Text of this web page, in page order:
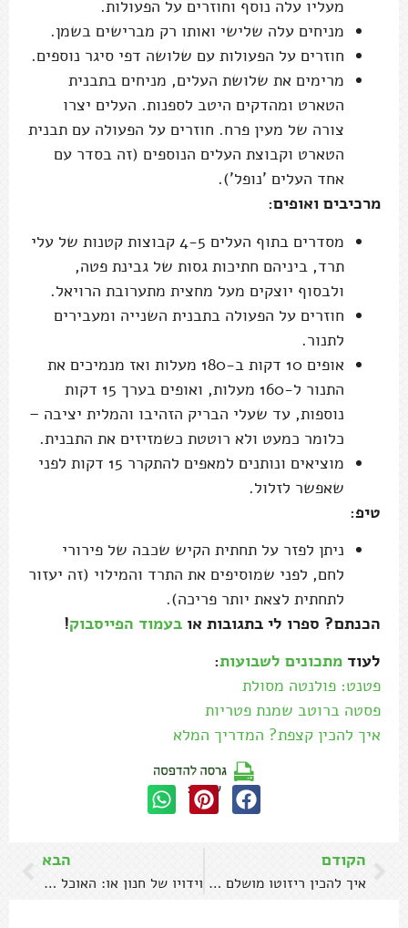
מעליו עלה נוסף וחוזרים על הפעולות.
מניחים עלה שלישי ואותו רק מברישים בשמן.
חוזרים על הפעולות עם שלושה דפי סיגר נוספים.
מרימים את שלושת העלים, מניחים בתבנית
הטארט ומהדקים היטב לספנות. העלים יצרו
צורה של מעין פרח. חוזרים על הפעולה עם תבנית
הטארט וקבוצת העלים הנוספים (זה בסדר עם
אחד העלים 'נופל').
מרכיבים ואופים:
מסדרים בתוף העלים 4-5 קבוצות קטנות של עלי
תרד, ביניהם חתיכות גסות של גבינת פטה,
ולבסוף יוצקים מעל מחצית מתערובת הרויאל.
חוזרים על הפעולה בתבנית השנייה ומעבירים
לתנור.
אופים 10 דקות ב-180 מעלות ואז מנמיכים את
התנור ל-160 מעלות, ואופים בערך 15 דקות
נוספות, עד שעלי הבריק הזהיבו והמלית יציבה –
כלומר כמעט ולא רוטטת כשמזיזים את התבנית.
מוציאים ונותנים למאפים להתקרר 15 דקות לפני
שאפשר לזלול.
טיפ:
ניתן לפזר על תחתית הקיש שכבה של פירורי
לחם, לפני שמוסיפים את התרד והמילוי (זה יעזור
לתחתית לצאת יותר פריכה).
הכנתם? ספרו לי בתגובות או בעמוד הפייסבוק!
לעוד מתכונים לשבועות:
פטנט: פולנטה מסולת
פסטה ברוטב שמנת פטריות
איך להכין קצפת? המדריך המלא
שתפו:
הקודם
איך להכין ריזוטו מושלם • המדריך המלא ומתכונים
הבא
וידויו של חנון או: האוכל של משחקי הכס